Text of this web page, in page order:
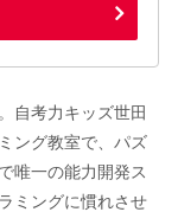
自考力キッズ世田
ング教室で、パズ
唯一の能力開発ス
ミングに慣れさせ